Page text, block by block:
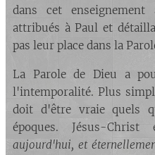
dans cet
attribués à Paul et
pas leur place dans la
La Parole de Dieu a
l'intemporalité. Plus
doit d'être vraie quels
époques. Jésus-
aujourd'hui, et